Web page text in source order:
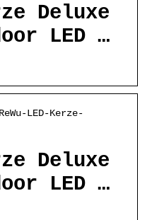
Deluxe
LED …
LED-Kerze-
Deluxe
LED …